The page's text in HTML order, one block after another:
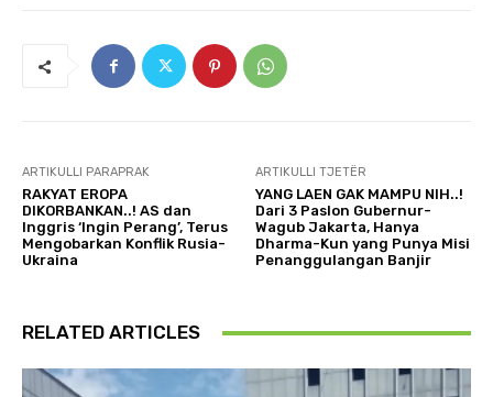
ARTIKULLI PARAPRAK
RAKYAT EROPA
DIKORBANKAN..! AS dan
Inggris ‘Ingin Perang’, Terus
Mengobarkan Konflik Rusia-
Ukraina
ARTIKULLI TJETËR
YANG LAEN GAK MAMPU NIH..!
Dari 3 Paslon Gubernur-
Wagub Jakarta, Hanya
Dharma-Kun yang Punya Misi
Penanggulangan Banjir
RELATED ARTICLES